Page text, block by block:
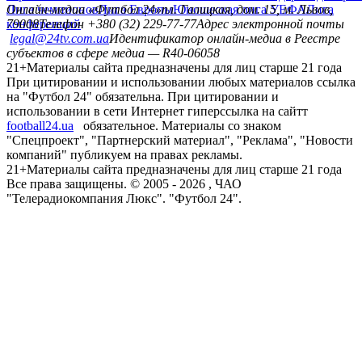
Лига чемпионовЛига ЕвропыЮношеская лига УЕФАЛига
конференций
Онлайн-медиа «Футбол 24»пл. Галицкая, дом. 15, м. Львов,
79008Телефон +380 (32) 229-77-77Адрес электронной почты
legal@24tv.com.uaИдентификатор онлайн-медиа в Реестре
субъектов в сфере медиа — R40-06058
21+Материалы сайта предназначены для лиц старше 21 года
При цитировании и использовании любых материалов ссылка
на "Футбол 24" обязательна. При цитировании и
использовании в сети Интернет гиперссылка на сайтт
football24.ua
обязательное. Материалы со знаком
"Спецпроект", "Партнерский материал", "Реклама", "Новости
компаний" публикуем на правах рекламы.
21+Материалы сайта предназначены для лиц старше 21 года
Все права защищены. © 2005 - 2026 , ЧАО
"Телерадиокомпания Люкс". "Футбол 24".